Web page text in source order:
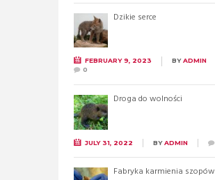
Dzikie serce
FEBRUARY 9, 2023 BYADMIN
0
Droga do wolności
JULY 31, 2022 BYADMIN
Fabryka karmienia szopów